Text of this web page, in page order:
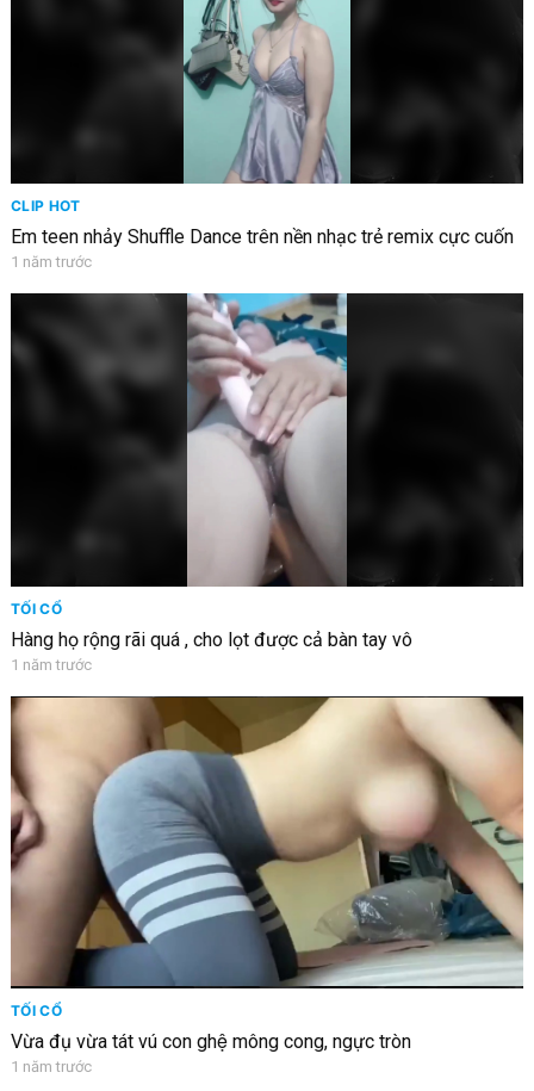
CLIP HOT
Em teen nhảy Shuffle Dance trên nền nhạc trẻ remix cực cuốn
1 năm trước
TỐI CỔ
Hàng họ rộng rãi quá , cho lọt được cả bàn tay vô
1 năm trước
TỐI CỔ
Vừa đụ vừa tát vú con ghệ mông cong, ngực tròn
1 năm trước